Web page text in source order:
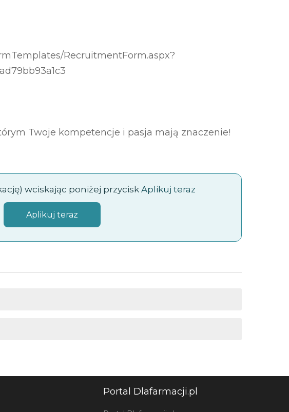
RecruitmentForm.aspx?
Twoje kompetencje i pasja mają znaczenie!
wciskając poniżej przyciskAplikuj teraz
Aplikuj teraz
Portal Dlafarmacji.pl